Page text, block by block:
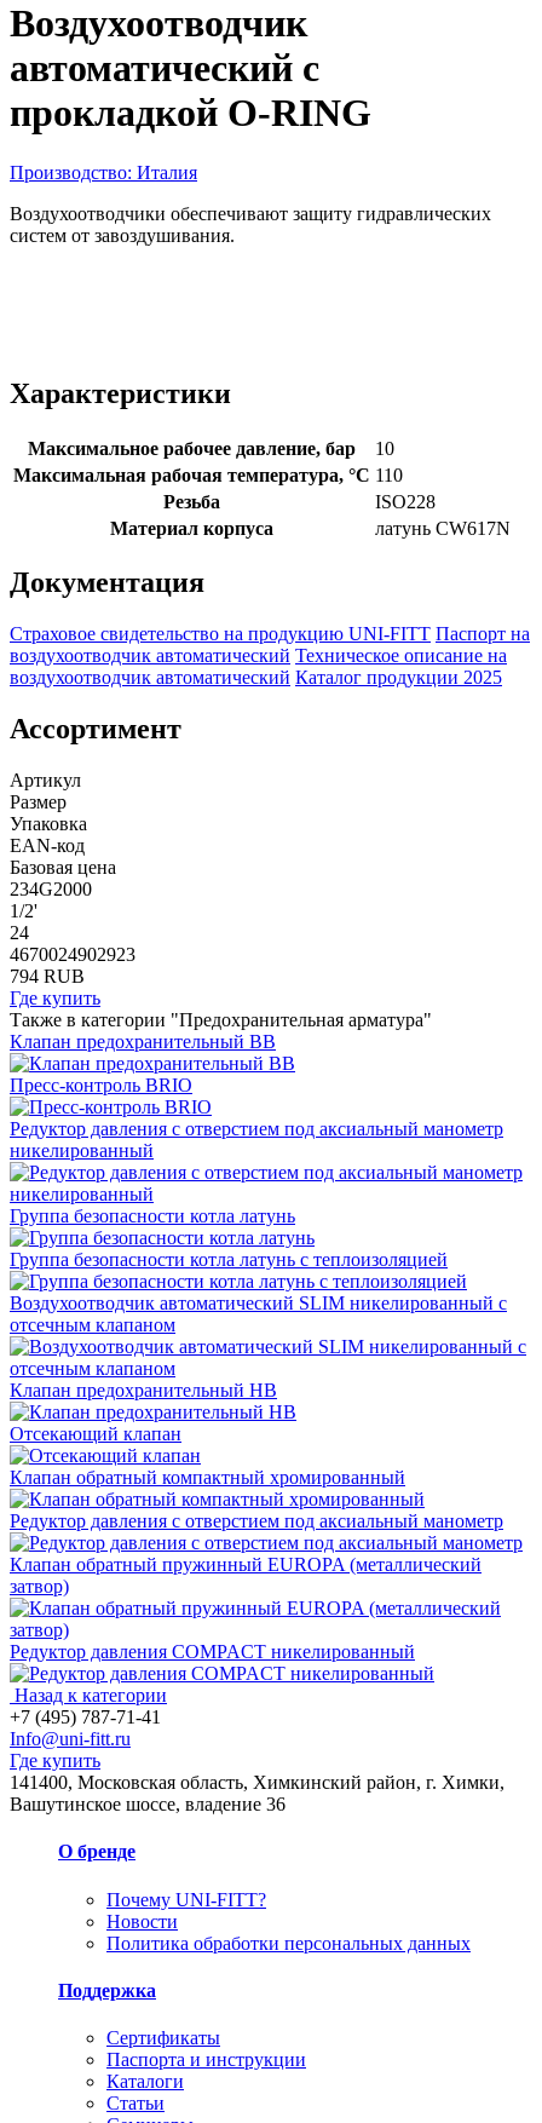
Воздухоотводчик
автоматический с
прокладкой O-RING
Производство: Италия
Воздухоотводчики обеспечивают защиту гидравлических
систем от завоздушивания.
Характеристики
Максимальное рабочее давление, бар
10
Максимальная рабочая температура, °С 110
Резьба
ISO228
Материал корпуса
латунь CW617N
Документация
Страховое свидетельство на продукцию UNI-FITT Паспорт на
воздухоотводчик автоматический Техническое описание на
воздухоотводчик автоматический Каталог продукции 2025
Ассортимент
Артикул
Размер
Упаковка
EAN-код
Базовая цена
234G2000
1/2'
24
4670024902923
794 RUB
Где купить
Также в категории "Предохранительная арматура"
Клапан предохранительный ВВ
Пресс-контроль BRIO
Редуктор давления с отверстием под аксиальный манометр
никелированный
Группа безопасности котла латунь
Группа безопасности котла латунь с теплоизоляцией
Воздухоотводчик автоматический SLIM никелированный с
отсечным клапаном
Клапан предохранительный НВ
Отсекающий клапан
Клапан обратный компактный хромированный
Редуктор давления с отверстием под аксиальный манометр
Клапан обратный пружинный EUROPA (металлический
затвор)
Редуктор давления COMPACT никелированный
Назад к категории
+7 (495) 787-71-41
Info@uni-fitt.ru
Где купить
141400, Московская область, Химкинский район, г. Химки,
Вашутинское шоссе, владение 36
О бренде
Почему UNI-FITT?
Новости
Политика обработки персональных данных
Поддержка
Сертификаты
Паспорта и инструкции
Каталоги
Статьи